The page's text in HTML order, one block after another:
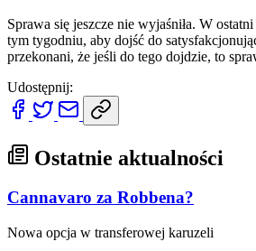
Sprawa się jeszcze nie wyjaśniła. W
tym tygodniu, aby dojść do
przekonani, że jeśli do tego dojdzie, to
Udostępnij:
Ostatnie aktualności
Cannavaro za Robbena?
Nowa opcja w transferowej karuzeli